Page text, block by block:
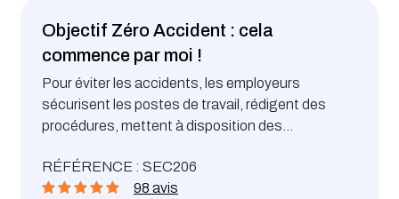
Objectif Zéro Accident : cela
commence par moi !
Pour éviter les accidents, les employeurs
sécurisent les postes de travail, rédigent des
procédures, mettent à disposition des
leur personnel, et pourtant cela ne suffit pas …
des collaborateurs continuent de prendre des
RÉFÉRENCE : SEC206
98 avis